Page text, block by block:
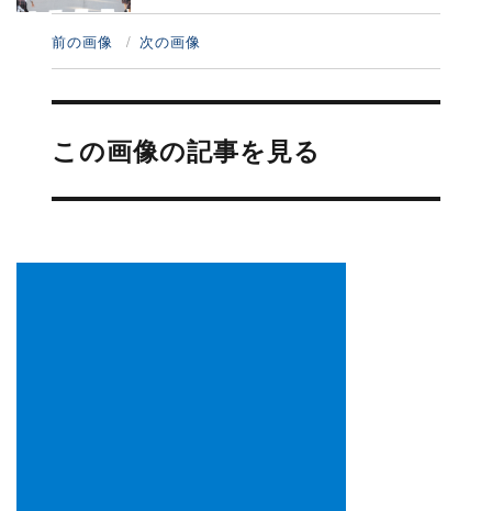
前の画像 次の画像
投
ナ
ビ
ー
この画像の記事を見る